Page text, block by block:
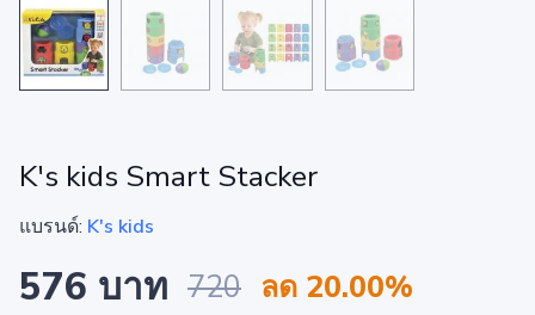
K's kids Smart Stacker
แบรนด์: K's kids
576 บาท 720 ลด 20.00%